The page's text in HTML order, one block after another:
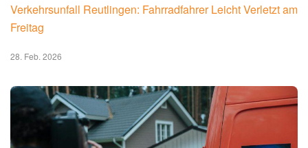
Verkehrsunfall Reutlingen: Fahrradfahrer Leicht Verletzt am
Freitag
28. Feb. 2026